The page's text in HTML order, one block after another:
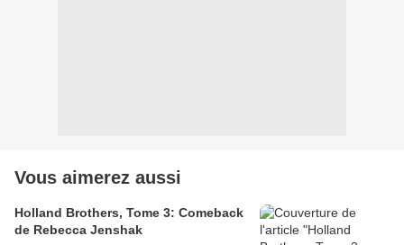
Vous aimerez aussi
Holland Brothers, Tome 3: Comeback
de Rebecca Jenshak